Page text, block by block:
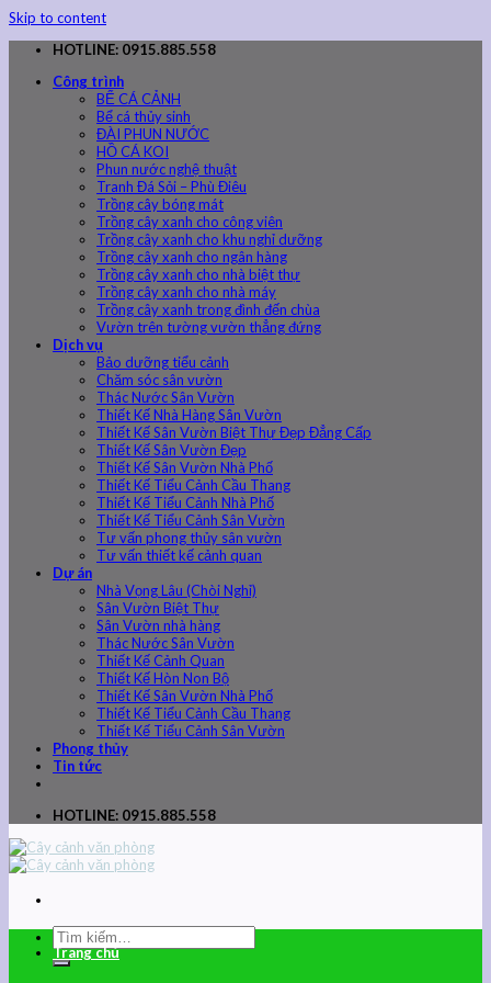
Skip to content
HOTLINE: 0915.885.558
Công trình
BỂ CÁ CẢNH
Bể cá thủy sinh
ĐÀI PHUN NƯỚC
HỒ CÁ KOI
Phun nước nghệ thuật
Tranh Đá Sỏi – Phù Điêu
Trồng cây bóng mát
Trồng cây xanh cho công viên
Trồng cây xanh cho khu nghỉ dưỡng
Trồng cây xanh cho ngân hàng
Trồng cây xanh cho nhà biệt thự
Trồng cây xanh cho nhà máy
Trồng cây xanh trong đình đến chùa
Vườn trên tường vườn thẳng đứng
Dịch vụ
Bảo dưỡng tiểu cảnh
Chăm sóc sân vườn
Thác Nước Sân Vườn
Thiết Kế Nhà Hàng Sân Vườn
Thiết Kế Sân Vườn Biệt Thự Đẹp Đẳng Cấp
Thiết Kế Sân Vườn Đẹp
Thiết Kế Sân Vườn Nhà Phố
Thiết Kế Tiểu Cảnh Cầu Thang
Thiết Kế Tiểu Cảnh Nhà Phố
Thiết Kế Tiểu Cảnh Sân Vườn
Tư vấn phong thủy sân vườn
Tư vấn thiết kế cảnh quan
Dự án
Nhà Vọng Lâu (Chòi Nghỉ)
Sân Vườn Biệt Thự
Sân Vườn nhà hàng
Thác Nước Sân Vườn
Thiết Kế Cảnh Quan
Thiết Kế Hòn Non Bộ
Thiết Kế Sân Vườn Nhà Phố
Thiết Kế Tiểu Cảnh Cầu Thang
Thiết Kế Tiểu Cảnh Sân Vườn
Phong thủy
Tin tức
HOTLINE: 0915.885.558
Trang chủ